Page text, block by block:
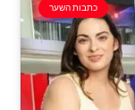
כתבות השער